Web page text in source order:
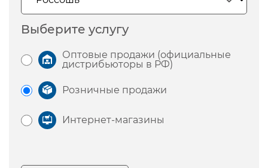
Выберите услугу
Оптовые продажи (официальные
дистрибьюторы в РФ)
Розничные продажи
Интернет-магазины